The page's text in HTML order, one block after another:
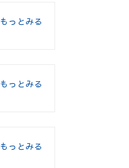
もっとみる
もっとみる
もっとみる